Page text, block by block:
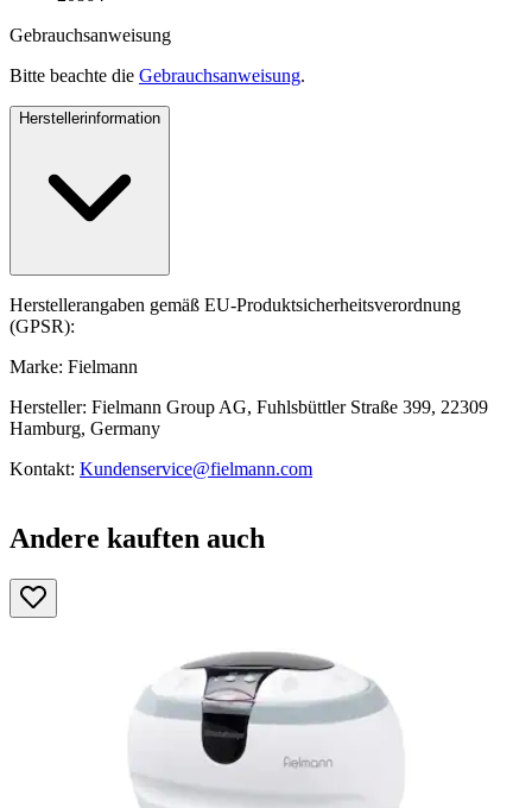
Gebrauchsanweisung
Bitte beachte die Gebrauchsanweisung.
Herstellerinformation
Herstellerangaben gemäß EU-Produktsicherheitsverordnung
(GPSR):
Marke: Fielmann
Hersteller: Fielmann Group AG, Fuhlsbüttler Straße 399, 22309
Hamburg, Germany
Kontakt: Kundenservice@fielmann.com
Andere kauften auch